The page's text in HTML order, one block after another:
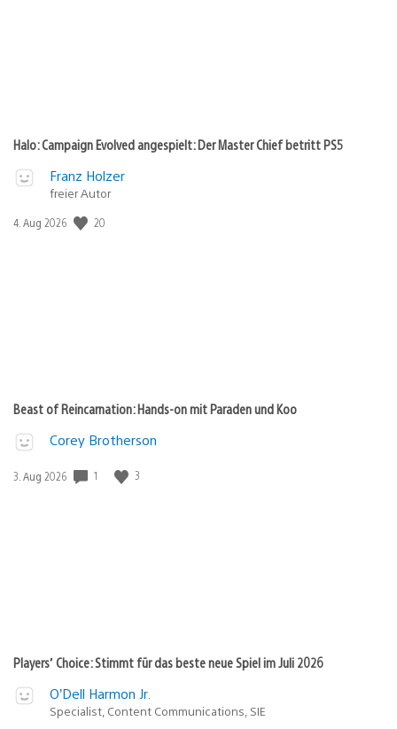
Halo: Campaign Evolved angespielt: Der Master Chief betritt PS5
Franz Holzer
freier Autor
Veröffentlichungsdatum:
4. Aug 2026 20
Beast of Reincarnation: Hands-on mit Paraden und Koo
Corey Brotherson
Veröffentlichungsdatum:
3. Aug 2026 1 3
Players’ Choice: Stimmt für das beste neue Spiel im Juli 2026
O’Dell Harmon Jr.
Specialist, Content Communications, SIE